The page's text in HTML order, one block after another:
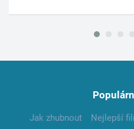
Jak zhubnout Nejlepší